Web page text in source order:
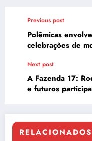
Previous post
Polêmicas
celebrações de
Next post
A Fazenda 17:
e futuros
RELACIONADOS